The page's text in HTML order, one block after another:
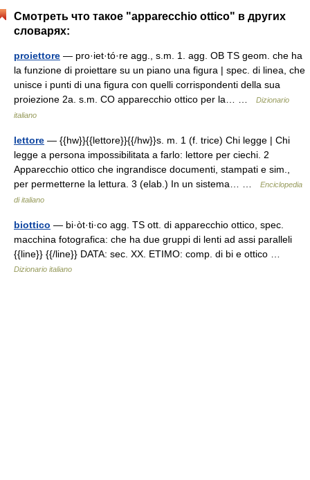
Смотреть что такое "apparecchio ottico" в других
словарях:
proiettore — pro·iet·tó·re agg., s.m. 1. agg. OB TS geom. che ha
la funzione di proiettare su un piano una figura | spec. di linea, che
unisce i punti di una figura con quelli corrispondenti della sua
proiezione 2a. s.m. CO apparecchio ottico per la… …
Dizionario
italiano
lettore — {{hw}}{{lettore}}{{/hw}}s. m. 1 (f. trice) Chi legge | Chi
legge a persona impossibilitata a farlo: lettore per ciechi. 2
Apparecchio ottico che ingrandisce documenti, stampati e sim.,
per permetterne la lettura. 3 (elab.) In un sistema… …
Enciclopedia
di italiano
biottico — bi·òt·ti·co agg. TS ott. di apparecchio ottico, spec.
macchina fotografica: che ha due gruppi di lenti ad assi paralleli
{{line}} {{/line}} DATA: sec. XX. ETIMO: comp. di bi e ottico …
Dizionario italiano